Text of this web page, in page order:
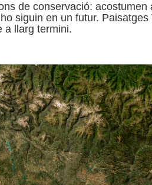
de conservació:
siguin en un futur.
a llarg termini.